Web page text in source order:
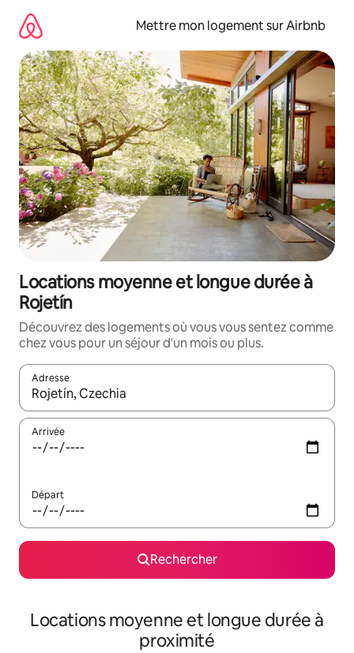
directement
contenu
Mettre mon logement sur Airbnb
Locations moyenne et longue durée à
Rojetín
Découvrez des logements où vous vous sentez comme
chez vous pour un séjour d'un mois ou plus.
Adresse
Lorsque les résultats s'affichent, utilisez les flèches vers le
Arrivée
Départ
Rechercher
Locations moyenne et longue durée à
proximité